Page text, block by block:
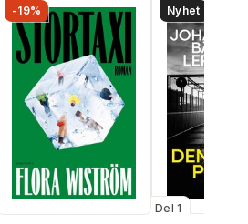
-19% Nyhet
Del 1